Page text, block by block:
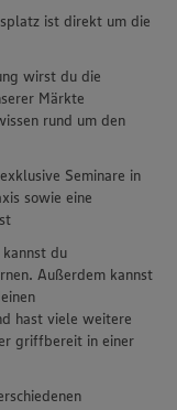
ist direkt um die
wirst du die
Märkte
rund um den
Seminare in
sowie eine
du
Außerdem kannst
hast viele weitere
griffbereit in einer